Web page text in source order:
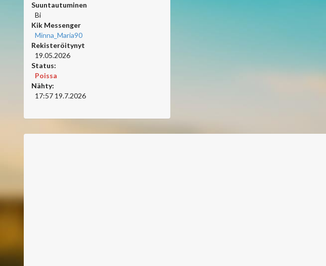
Suuntautuminen
Bi
Kik Messenger
Minna_Maria90
Rekisteröitynyt
19.05.2026
Status:
Poissa
Nähty:
17:57 19.7.2026